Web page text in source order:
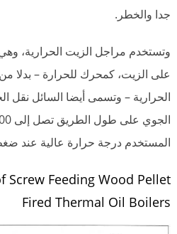
جدا والخطر.
وتستخدم مراجل الزيت الحرارية،
على الزيت، كمحرك للحرارة – بدلا من
الحرارية – وتسمى أيضا السائل نقل
المستخدم درجة حرارة عالية عند
Screw Feeding Wood Pellet
Fired Thermal Oil Boilers